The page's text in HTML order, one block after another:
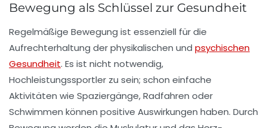
Bewegung als Schlüssel zur Gesundheit
Regelmäßige Bewegung ist essenziell für die
Aufrechterhaltung der physikalischen und psychischen
Gesundheit. Es ist nicht notwendig,
Hochleistungssportler zu sein; schon einfache
Aktivitäten wie Spaziergänge, Radfahren oder
Schwimmen können positive Auswirkungen haben. Durch